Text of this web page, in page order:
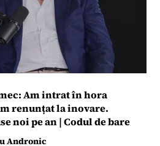
Am intrat în hora
renunțat la inovare.
noi pe an | Codul de bare
Andronic